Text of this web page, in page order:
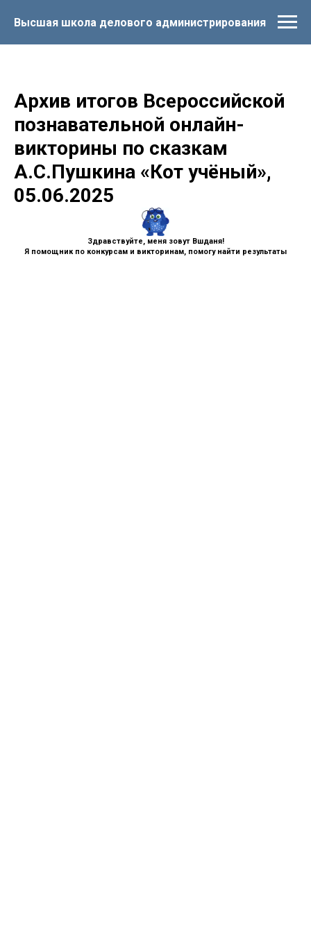
Высшая школа делового администрирования
Архив итогов Всероссийской
познавательной онлайн-
викторины по сказкам
А.С.Пушкина «Кот учёный»,
05.06.2025
Здравствуйте, меня зовут Вшданя!
Я помощник по конкурсам и викторинам, помогу найти результаты